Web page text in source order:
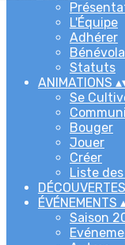
L'Équipe
Adhérer
Statuts
ANIMATIONS ▴
Se
Bouger
Jouer
Créer
Liste
DÉCOUVERTES
ÉVÉNEMENTS
Saison